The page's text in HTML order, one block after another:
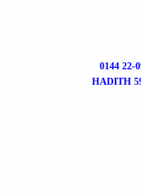
0144 22-
HADITH